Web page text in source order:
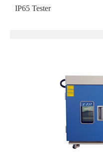
IP65 Tester